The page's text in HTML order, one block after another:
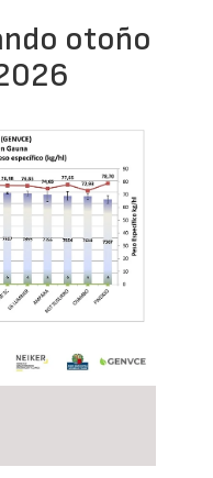
otoño